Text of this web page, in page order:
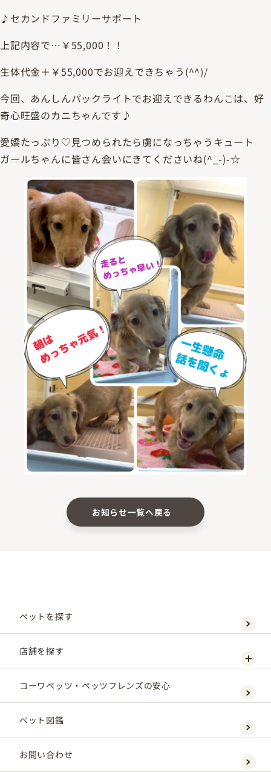
♪セカンドファミリーサポート
上記内容で…￥55,000！！
生体代金＋￥55,000でお迎えできちゃう(^^)/
今回、あんしんパックライトでお迎えできるわんこは、好
奇心旺盛のカニちゃんです♪
愛嬌たっぷり♡見つめられたら虜になっちゃうキュート
ガールちゃんに皆さん会いにきてくださいね(^_-)-☆
お知らせ一覧へ戻る
ペットを探す
店舗を探す
コーワペッツ・ペッツフレンズの安心
ペット図鑑
お問い合わせ